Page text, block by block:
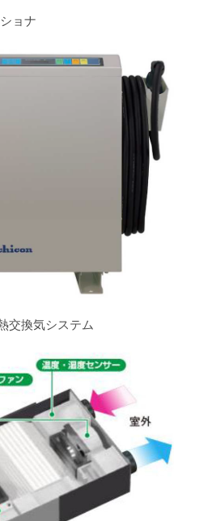
ョナ
交換気システム